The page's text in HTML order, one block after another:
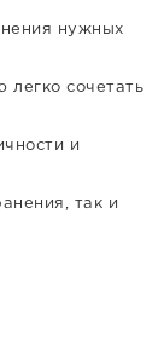
нужных
легко сочетать
и
так и